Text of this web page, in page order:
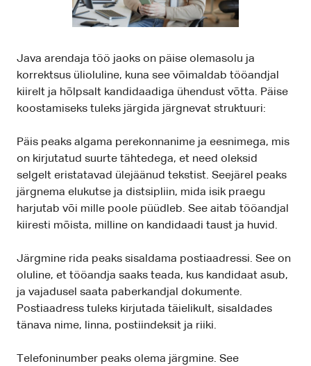
Java arendaja töö jaoks on päise olemasolu ja
korrektsus ülioluline, kuna see võimaldab tööandjal
kiirelt ja hõlpsalt kandidaadiga ühendust võtta. Päise
koostamiseks tuleks järgida järgnevat struktuuri:
Päis peaks algama perekonnanime ja eesnimega, mis
on kirjutatud suurte tähtedega, et need oleksid
selgelt eristatavad ülejäänud tekstist. Seejärel peaks
järgnema elukutse ja distsipliin, mida isik praegu
harjutab või mille poole püüdleb. See aitab tööandjal
kiiresti mõista, milline on kandidaadi taust ja huvid.
Järgmine rida peaks sisaldama postiaadressi. See on
oluline, et tööandja saaks teada, kus kandidaat asub,
ja vajadusel saata paberkandjal dokumente.
Postiaadress tuleks kirjutada täielikult, sisaldades
tänava nime, linna, postiindeksit ja riiki.
Telefoninumber peaks olema järgmine. See